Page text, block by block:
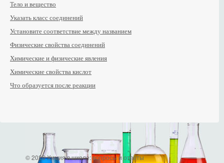
Тело и вещество
Указать класс соединений
Установите соответствие между названием
Физические свойства соединений
Химические и физические явления
Химические свойства кислот
Что образуется после реакции
© 2026 Химия в школе: вопросы и ответы